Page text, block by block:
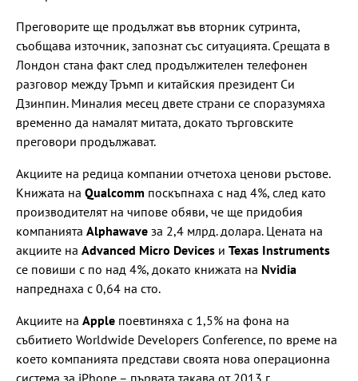
Преговорите ще продължат във вторник сутринта,
съобщава източник, запознат със ситуацията. Срещата в
Лондон стана факт след продължителен телефонен
разговор между Тръмп и китайския президент Си
Дзинпин. Миналия месец двете страни се споразумяха
временно да намалят митата, докато търговските
преговори продължават.
Акциите на редица компании отчетоха ценови ръстове.
Книжата на Qualcomm поскъпнаха с над 4%, след като
производителят на чипове обяви, че ще придобия
компанията Alphawave за 2,4 млрд. долара. Цената на
акциите на Advanced Micro Devices и Texas Instruments
се повиши с по над 4%, докато книжата на Nvidia
напреднаха с 0,64 на сто.
Акциите на Apple поевтиняха с 1,5% на фона на
събитието Worldwide Developers Conference, по време на
което компанията представи своята нова операционна
система за iPhone – първата такава от 2013 г.